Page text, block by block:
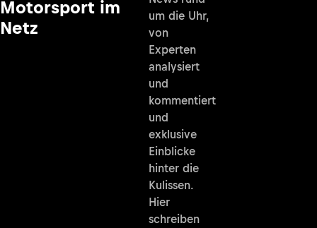
Motorsport im
Netz
um die Uhr,
von
Experten
analysiert
und
kommentiert
und
exklusive
Einblicke
hinter die
Kulissen.
Hier
schreiben